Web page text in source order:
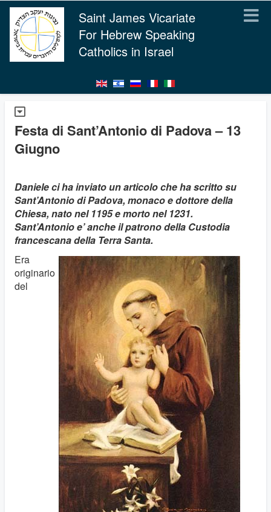
Saint James Vicariate
For Hebrew Speaking
Catholics in Israel
Festa di Sant’Antonio di Padova – 13
Giugno
Daniele ci ha inviato un articolo che ha scritto su
Sant’Antonio di Padova, monaco e dottore della
Chiesa, nato nel 1195 e morto nel 1231.
Sant’Antonio e’ anche il patrono della Custodia
francescana della Terra Santa.
Era
originario
del